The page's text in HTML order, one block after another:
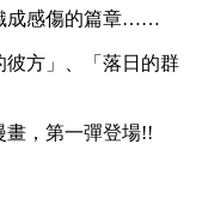
成感傷的篇章……
彼方」、「落日的群
畫，第一彈登場!!